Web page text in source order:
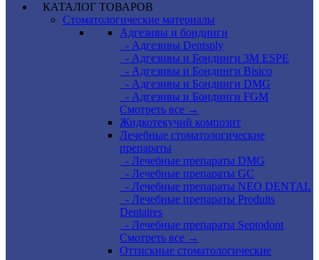
КАТАЛОГ ТОВАРОВ
Стоматологические материалы
Адгезивы и бондинги
- Адгезивы Dentsply
- Адгезивы и Бондинги 3M ESPE
- Адгезивы и Бондинги Bisico
- Адгезивы и Бондинги DMG
- Адгезивы и Бондинги FGM
Смотреть все →
Жидкотекучий композит
Лечебные стоматологические
препараты
- Лечебные препараты DMG
- Лечебные препараты GC
- Лечебные препараты NEO DENTAL
- Лечебные препараты Produits
Dentaires
- Лечебные препараты Septodont
Смотреть все →
Оттискные стоматологические